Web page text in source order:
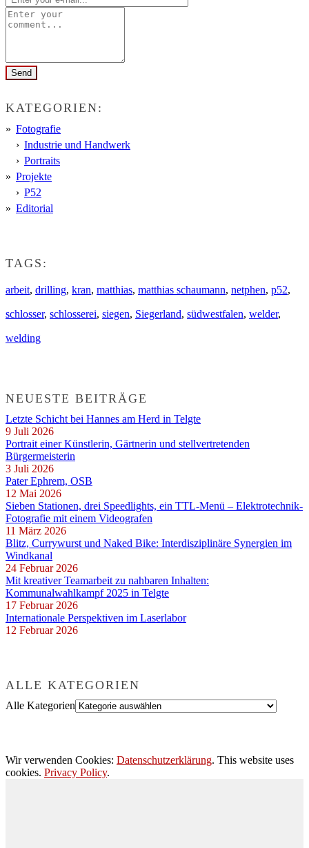
KATEGORIEN:
Fotografie
Industrie und Handwerk
Portraits
Projekte
P52
Editorial
TAGS:
arbeit, drilling, kran, matthias, matthias schaumann, netphen, p52,
schlosser, schlosserei, siegen, Siegerland, südwestfalen, welder,
welding
NEUESTE BEITRÄGE
Letzte Schicht bei Hannes am Herd in Telgte
9 Juli 2026
Portrait einer Künstlerin, Gärtnerin und stellvertretenden
Bürgermeisterin
3 Juli 2026
Pater Ephrem, OSB
12 Mai 2026
Sieben Stationen, drei Speedlights, ein TTL-Menü – Elektrotechnik-
Fotografie mit einem Videografen
11 März 2026
Blitz, Currywurst und Naked Bike: Interdisziplinäre Synergien im
Windkanal
24 Februar 2026
Mit kreativer Teamarbeit zu nahbaren Inhalten:
Kommunalwahlkampf 2025 in Telgte
17 Februar 2026
Internationale Perspektiven im Laserlabor
12 Februar 2026
ALLE KATEGORIEN
Alle Kategorien
Wir verwenden Cookies: Datenschutzerklärung. This website uses
cookies. Privacy Policy.